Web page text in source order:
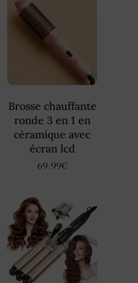
Brosse chauffante
ronde 3 en 1 en
céramique avec
écran lcd
69.99€